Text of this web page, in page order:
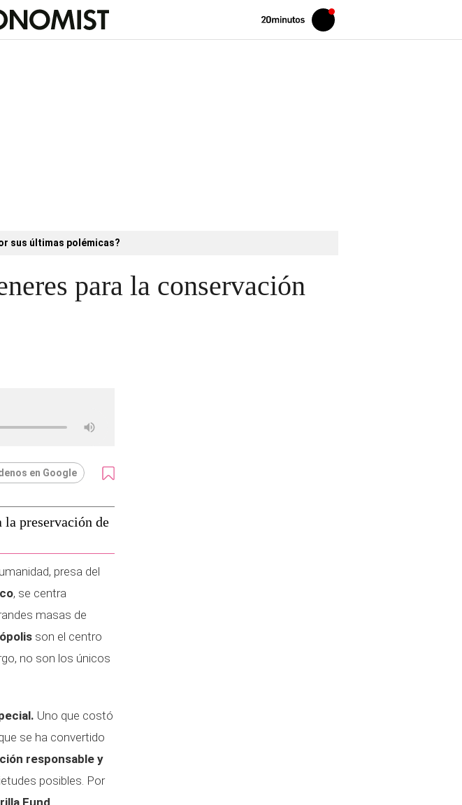
Volver
Iniciar
sesión
sus últimas polémicas?
para la conservación
en Google
la preservación de
presa del
, se centra
masas de
son el centro
no son los únicos
Uno que costó
se ha convertido
responsable y
posibles. Por
Fund.